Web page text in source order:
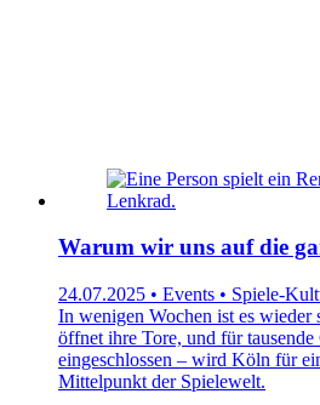
Warum wir uns auf die
24.07.2025 • Events • Spiele-
In wenigen Wochen ist es wieder
öffnet ihre Tore, und für
eingeschlossen – wird Köln für
Mittelpunkt der Spielewelt.